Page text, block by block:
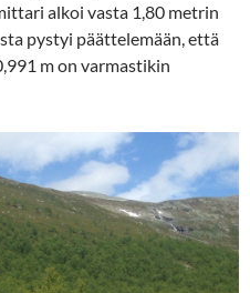
alkoi vasta 1,80 metrin
pystyi päättelemään, että
m on varmastikin